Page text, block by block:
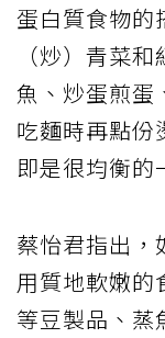
蛋白質食物的
（炒）青菜
魚、炒蛋煎蛋
吃麵時再點份
即是很均衡的
蔡怡君指出，
用質地軟嫩的
等豆製品、蒸